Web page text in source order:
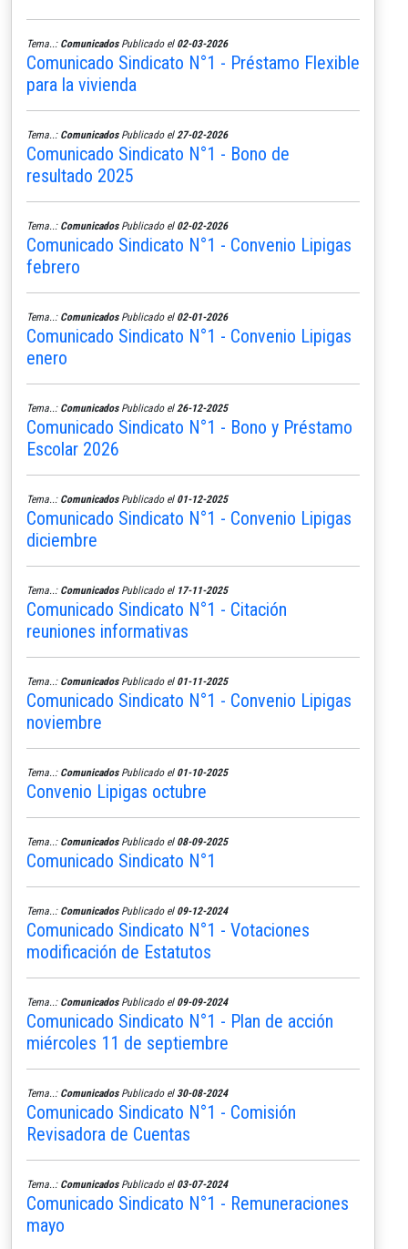
Tema..: ComunicadosPublicado el 02-03-2026
Comunicado Sindicato N°1 - Préstamo Flexible
para la vivienda
Tema..: ComunicadosPublicado el 27-02-2026
Comunicado Sindicato N°1 - Bono de
resultado 2025
Tema..: ComunicadosPublicado el 02-02-2026
Comunicado Sindicato N°1 - Convenio Lipigas
febrero
Tema..: ComunicadosPublicado el 02-01-2026
Comunicado Sindicato N°1 - Convenio Lipigas
enero
Tema..: ComunicadosPublicado el 26-12-2025
Comunicado Sindicato N°1 - Bono y Préstamo
Escolar 2026
Tema..: ComunicadosPublicado el 01-12-2025
Comunicado Sindicato N°1 - Convenio Lipigas
diciembre
Tema..: ComunicadosPublicado el 17-11-2025
Comunicado Sindicato N°1 - Citación
reuniones informativas
Tema..: ComunicadosPublicado el 01-11-2025
Comunicado Sindicato N°1 - Convenio Lipigas
noviembre
Tema..: ComunicadosPublicado el 01-10-2025
Convenio Lipigas octubre
Tema..: ComunicadosPublicado el 08-09-2025
Comunicado Sindicato N°1
Tema..: ComunicadosPublicado el 09-12-2024
Comunicado Sindicato N°1 - Votaciones
modificación de Estatutos
Tema..: ComunicadosPublicado el 09-09-2024
Comunicado Sindicato N°1 - Plan de acción
miércoles 11 de septiembre
Tema..: ComunicadosPublicado el 30-08-2024
Comunicado Sindicato N°1 - Comisión
Revisadora de Cuentas
Tema..: ComunicadosPublicado el 03-07-2024
Comunicado Sindicato N°1 - Remuneraciones
mayo